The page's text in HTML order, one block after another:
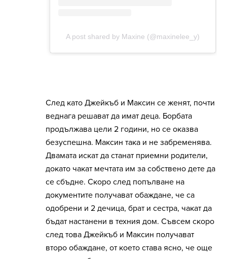
След като Джейкъб и Максин се женят, почти
веднага решават да имат деца. Борбата
продължава цели 2 години, но се оказва
безуспешна. Максин така и не забременява.
Двамата искат да станат приемни родители,
докато чакат мечтата им за собствено дете да
се сбъдне. Скоро след попълване на
документите получават обаждане, че са
одобрени и 2 дечица, брат и сестра, чакат да
бъдат настанени в техния дом. Съвсем скоро
след това Джейкъб и Максин получават
второ обаждане, от което става ясно, че още